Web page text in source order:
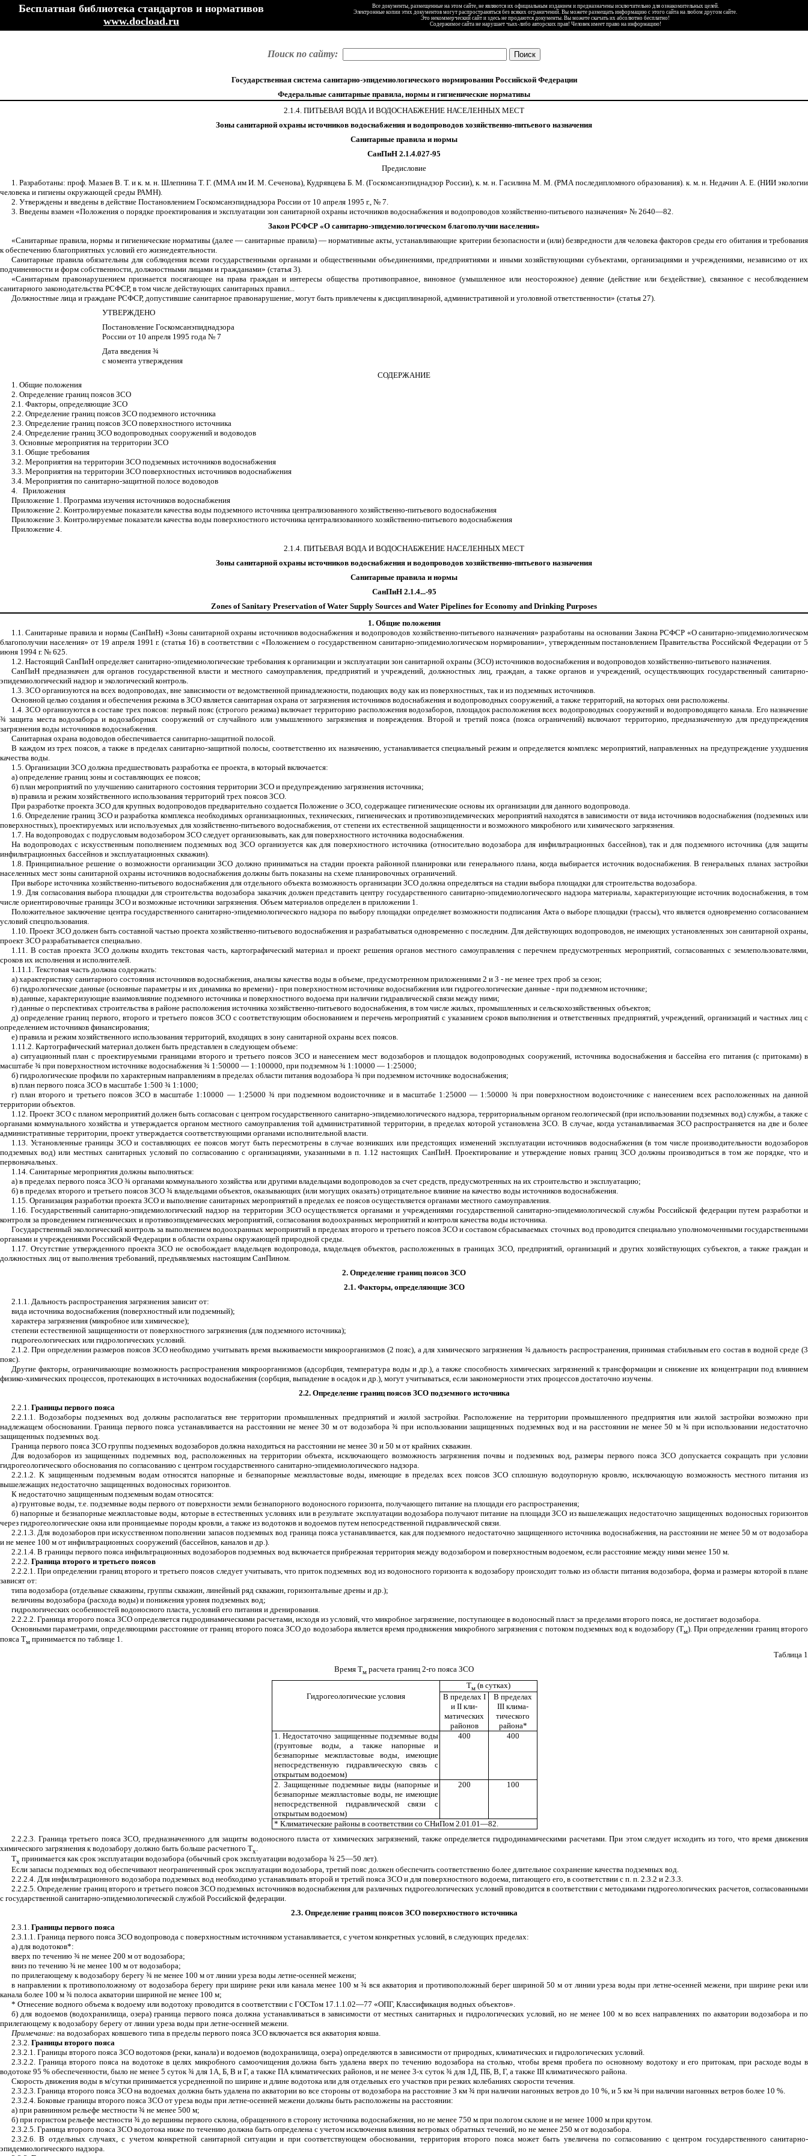
Бесплатная библиотека стандартов и нормативов
www.docload.ru
Все документы, размещенные на этом сайте, не являются их официальным изданием и предназначены исключительно для ознакомительных целей.
Электронные копии этих документов могут распространяться без всяких ограничений. Вы можете размещать информацию с этого сайта на любом другом сайте.
Это некоммерческий сайт и здесь не продаются документы. Вы можете скачать их абсолютно бесплатно!
Содержимое сайта не нарушает чьих-либо авторских прав! Человек имеет право на информацию!
Поиск по сайту:
Государственная система санитарно-эпидемиологического нормирования Российской Федерации
Федеральные санитарные правила, нормы и гигиенические нормативы
2.1.4. ПИТЬЕВАЯ ВОДА И ВОДОСНАБЖЕНИЕ НАСЕЛЕННЫХ МЕСТ
Зоны санитарной охраны источников водоснабжения и водопроводов хозяйственно-питьевого назначения
Санитарные правила и нормы
СанПиН 2.1.4.027-95
Предисловие
1. Разработаны: проф. Мазаев В. Т. и к. м. н. Шлепнина Т. Г. (ММА им И. М. Сеченова), Кудрявцева Б. М. (Госкомсанэпиднадзор России), к. м. н. Гасилина М. М. (РМА последипломного образования). к. м. н. Недачин А. Е. (НИИ экологии
человека и гигиены окружающей среды РАМН).
2. Утверждены и введены в действие Постановлением Госкомсанэпиднадзора России от 10 апреля 1995 г., № 7.
3. Введены взамен «Положения о порядке проектирования и эксплуатации зон санитарной охраны источников водоснабжения и водопроводов хозяйственно-питьевого назначения» № 2640—82.
Закон РСФСР «О санитарно-эпидемиологическом благополучии населения»
«Санитарные правила, нормы и гигиенические нормативы (далее — санитарные правила) — нормативные акты, устанавливающие критерии безопасности и (или) безвредности для человека факторов среды его обитания и требования
к обеспечению благоприятных условий его жизнедеятельности.
Санитарные правила обязательны для соблюдения всеми государственными органами и общественными объединениями, предприятиями и иными хозяйствующими субъектами, организациями и учреждениями, независимо от их
подчиненности и форм собственности, должностными лицами и гражданами» (статья 3).
«Санитарным правонарушением признается посягающее на права граждан и интересы общества противоправное, виновное (умышленное или неосторожное) деяние (действие или бездействие), связанное с несоблюдением
санитарного законодательства РСФСР, в том числе действующих санитарных правил...
Должностные лица и граждане РСФСР, допустившие санитарное правонарушение, могут быть привлечены к дисциплинарной, административной и уголовной ответственности» (статья 27).
УТВЕРЖДЕНО
Постановление Госкомсанэпиднадзора
России от 10 апреля 1995 года № 7
Дата введения¾
с момента утверждения
СОДЕРЖАНИЕ
1. Общие положения
2. Определение границ поясов ЗСО
2.1. Факторы, определяющие ЗСО
2.2. Определение границ поясов ЗСО подземного источника
2.3. Определение границ поясов ЗСО поверхностного источника
2.4. Определение границ ЗСО водопроводных сооружений и водоводов
3. Основные мероприятия на территории ЗСО
3.1. Общие требования
3.2. Мероприятия на территории ЗСО подземных источников водоснабжения
3.3. Мероприятия на территории ЗСО поверхностных источников водоснабжения
3.4. Мероприятия по санитарно-защитной полосе водоводов
4. Приложения
Приложение 1. Программа изучения источников водоснабжения
Приложение 2. Контролируемые показатели качества воды подзем­ного источника централизованного хозяйственно-питьевого водоснабжения
Приложение 3. Контролируемые показатели качества воды поверх­ностного источника централизованного хозяйственно-питьевого водоснабжения
Приложение 4.
2.1.4. ПИТЬЕВАЯ ВОДА И ВОДОСНАБЖЕНИЕ НАСЕЛЕННЫХ МЕСТ
Зоны санитарной охраны источников водоснабжения и водопроводов хозяйственно-питьевого назначения
Санитарные правила и нормы
СанПиН 2.1.4...-95
Zones of Sanitary Preservation of Water Supply Sources and Water Pipelines for Economy and Drinking Purposes
1. Общие положения
1.1. Санитарные правила и нормы (СанПиН) «Зоны санитарной охраны источников водоснабжения и водопроводов хозяйственно-питьевого назначения» разработаны на основании Закона РСФСР «О санитарно-эпидемиологическом
благополучии населения» от 19 апреля 1991 г. (статья 16) в соответствии с «Положением о государственном санитарно-эпидемиологическом нормировании», утвержденным постановлением Правительства Российской Федерации от 5
июня 1994 г. № 625.
1.2. Настоящий СанПиН определяет санитарно-эпидемиологические требования к организации и эксплуатации зон санитарной охраны (ЗСО) источников водоснабжения и водопроводов хозяйственно-питьевого назначения.
СанПиН предназначен для органов государственной власти и местного самоуправления, предприятий и учреждений, должностных лиц, граждан, а также органов и учреждений, осуществляющих государственный санитарно-
эпидемиологический надзор и экологический контроль.
1.3. ЗСО организуются на всех водопроводах, вне зависимости от ведомственной принадлежности, подающих воду как из поверхностных, так и из подземных источников.
Основной целью создания и обеспечения режима в ЗСО является санитарная охрана от загрязнения источников водоснабжения и водопроводных сооружений, а также территорий, на которых они расположены.
1.4. ЗСО организуются в составе трех поясов: первый пояс (строгого режима) включает территорию расположения водозаборов, площадок расположения всех водопроводных сооружений и водопроводящего канала. Его назначение
¾ защита места водозабора и водозаборных сооружений от случайного или умышленного загрязнения и повреждения. Второй и третий пояса (пояса ограничений) включают территорию, предназначенную для предупреждения
загрязнения воды источников водоснабжения.
Санитарная охрана водоводов обеспечивается санитарно-защитной полосой.
В каждом из трех поясов, а также в пределах санитарно-защитной полосы, соответственно их назначению, устанавливается специальный режим и определяется комплекс мероприятий, направленных на предупреждение ухудшения
качества воды.
1.5. Организации ЗСО должна предшествовать разработка ее проекта, в который включается:
а) определение границ зоны и составляющих ее поясов;
б) план мероприятий по улучшению санитарного состояния территории ЗСО и предупреждению загрязнения источника;
в) правила и режим хозяйственного использования территорий трех поясов ЗСО.
При разработке проекта ЗСО для крупных водопроводов предварительно создается Положение о ЗСО, содержащее гигиенические основы их организации для данного водопровода.
1.6. Определение границ ЗСО и разработка комплекса необходимых организационных, технических, гигиенических и противо­эпи­демических мероприятий находятся в зависимости от вида источников водоснабжения (подземных или
поверхностных), проектируемых или используемых для хозяйственно-питьевого водоснабжения, от степени их естественной защищенности и возможного микробного или химического загрязнения.
1.7. На водопроводах с подрусловым водозабором ЗСО следует организовывать, как для поверхностного источника водоснабжения.
На водопроводах с искусственным пополнением подземных вод ЗСО организуется как для поверхностного источника (относительно водозабора для инфильтрационных бассейнов), так и для подземного источника (для защиты
инфильтрационных бассейнов и эксплуатационных скважин).
1.8. Принципиальное решение о возможности организации ЗСО должно приниматься на стадии проекта районной планировки или генерального плана, когда выбирается источник водоснабжения. В генеральных планах застройки
населенных мест зоны санитарной охраны источников водоснабжения должны быть показаны на схеме планировочных ограничений.
При выборе источника хозяйственно-питьевого водоснабжения для отдельного объекта возможность организации ЗСО должна определяться на стадии выбора площадки для строительства водозабора.
1.9. Для согласования выбора площадки для строительства водозабора заказчик должен представить центру государственного санитарно-эпидемиологического надзора материалы, характеризующие источник водоснабжения, в том
числе ориентировочные границы ЗСО и возможные источники загрязнения. Объем материалов определен в приложении 1.
Положительное заключение центра государственного санитарно-эпидемиологического надзора по выбору площадки определяет возможности подписания Акта о выборе площадки (трассы), что является одновременно согласованием
условий спецпользования.
1.10. Проект ЗСО должен быть составной частью проекта хозяйственно-питьевого водоснабжения и разрабатываться одновременно с последним. Для действующих водопроводов, не имеющих установленных зон санитарной охраны,
проект ЗСО разрабатывается специально.
1.11. В состав проекта ЗСО должны входить текстовая часть, картографический материал и проект решения органов местного самоуправления с перечнем предусмотренных мероприятий, согласованных с землепользователями,
сроков их исполнения и исполнителей.
1.11.1. Текстовая часть должна содержать:
а) характеристику санитарного состояния источников водоснабжения, анализы качества воды в объеме, предусмотренном приложениями 2 и 3 - не менее трех проб за сезон;
б) гидрологические данные (основные параметры и их динамика во времени) - при поверхностном источнике водоснабжения или гидрогеологические данные - при подземном источнике;
в) данные, характеризующие взаимовлияние подземного источника и поверхностного водоема при наличии гидравлической связи между ними;
г) данные о перспективах строительства в районе расположения источника хозяйственно-питьевого водоснабжения, в том числе жилых, промышленных и сельскохозяйственных объектов;
д) определение границ первого, второго и третьего поясов ЗСО с соответствующим обоснованием и перечень мероприятий с указанием сроков выполнения и ответственных предприятий, учреждений, организаций и частных лиц с
определением источников финансирования;
е) правила и режим хозяйственного использования территорий, входящих в зону санитарной охраны всех поясов.
1.11.2. Картографический материал должен быть представлен в следующем объеме:
а) ситуационный план с проектируемыми границами второго и третьего поясов ЗСО и нанесением мест водозаборов и площадок водопроводных сооружений, источника водоснабжения и бассейна его питания (с притоками) в
масштабе ¾ при поверхностном источнике водоснабжения ¾ 1:50000 — 1:100000, при подземном ¾ 1:10000 — 1:25000;
б) гидрологические профили по характерным направлениям в пределах области питания водозабора ¾ при подземном источнике водоснабжения;
в) план первого пояса ЗСО в масштабе 1:500 ¾ 1:1000;
г) план второго и третьего поясов ЗСО в масштабе 1:10000 — 1:25000 ¾ при подземном водоисточнике и в масштабе 1:25000 — 1:50000 ¾ при поверхностном водоисточнике с нанесением всех расположенных на данной
территории объектов.
1.12. Проект ЗСО с планом мероприятий должен быть согласован с центром государственного санитарно-эпидемиологического надзора, территориальным органом геологической (при использовании подземных вод) службы, а также с
органами коммунального хозяйства и утверждается органом местного самоуправления той административной территории, в пределах которой установлена ЗСО. В случае, когда устанавливаемая ЗСО распространяется на две и более
административные территории, проект утверждается соответству­ю­щими органами исполнительной власти.
1.13. Установленные границы ЗСО и составляющих ее поясов могут быть пересмотрены в случае возникших или предстоящих изменений эксплуатации источников водоснабжения (в том числе производительности водозаборов
подземных вод) или местных санитарных условий по согласованию с организациями, указанными в п. 1.12 настоящих СанПиН. Проектирование и утверждение новых границ ЗСО должны производиться в том же порядке, что и
первоначальных.
1.14. Санитарные мероприятия должны выполняться:
а) в пределах первого пояса ЗСО ¾ органами коммунального хозяйства или другими владельцами водопроводов за счет средств, предусмотренных на их строительство и эксплуатацию;
б) в пределах второго и третьего поясов ЗСО ¾ владельцами объектов, оказывающих (или могущих оказать) отрицательное влияние на качество воды источников водоснабжения.
1.15. Организация разработки проекта ЗСО и выполнение санитарных мероприятий в пределах ее поясов осуществляется органами местного самоуправления.
1.16. Государственный санитарно-эпидемиологический надзор на территории ЗСО осуществляется органами и учреждениями государственной санитарно-эпидемиологической службы Российской федерации путем разработки и
контроля за проведением гигиенических и противоэпидемических мероприятий, согласования водоохранных мероприятий и контроля качества воды источника.
Государственный экологический контроль за выполнением водоохранных мероприятий в пределах второго и третьего поясов ЗСО и составом сбрасываемых сточных вод проводится специально уполномоченными государственными
органами и учреждениями Российской Федерации в области охраны окружающей природной среды.
1.17. Отсутствие утвержденного проекта ЗСО не освобождает владельцев водопровода, владельцев объектов, расположенных в границах ЗСО, предприятий, организаций и других хозяйствующих субъектов, а также граждан и
должностных лиц от выполнения требований, предъявляемых настоящим СанПином.
2. Определение границ поясов ЗСО
2.1. Факторы, определяющие ЗСО
2.1.1. Дальность распространения загрязнения зависит от:
вида источника водоснабжения (поверхностный или подземный);
характера загрязнения (микробное или химическое);
степени естественной защищенности от поверхностного загрязнения (для подземного источника);
гидрогеологических или гидрологических условий.
2.1.2. При определении размеров поясов ЗСО необходимо учитывать время выживаемости микроорганизмов (2 пояс), а для химического загрязнения ¾ дальность распространения, принимая стабильным его состав в водной среде (3
пояс).
Другие факторы, ограничивающие возможность распространения микроорганизмов (адсорбция, температура воды и др.), а также способность химических загрязнений к трансформации и снижение их концентрации под влиянием
физико-химических процессов, протекающих в источниках водоснабжения (сорбция, выпадение в осадок и др.), могут учитываться, если закономерности этих процессов достаточно изучены.
2.2. Определение границ поясов ЗСО подземного источника
2.2.1. Границы первого пояса
2.2.1.1. Водозаборы подземных вод должны располагаться вне территории промышленных предприятий и жилой застройки. Расположение на территории промышленного предприятия или жилой застройки возможно при
надлежащем обосновании. Граница первого пояса устанавливается на расстоянии не менее 30 м от водозабора¾ при использовании защищенных подземных вод и на расстоянии не менее 50 м¾ при использовании недостаточно
защищенных подземных вод.
Граница первого пояса ЗСО группы подземных водозаборов должна находиться на расстоянии не менее 30 и 50 м от крайних скважин.
Для водозаборов из защищенных подземных вод, расположенных на территории объекта, исключающего возможность загрязнения почвы и подземных вод, размеры первого пояса ЗСО допускается сокращать при условии
гидрогеологического обоснования по согласованию с центром государственного санитарно-эпидемиологического надзора.
2.2.1.2. К защищенным подземным водам относятся напорные и безнапорные межпластовые воды, имеющие в пределах всех поясов ЗСО сплошную водоупорную кровлю, исключающую возможность местного питания из
вышележащих недостаточно защищенных водоносных горизонтов.
К недостаточно защищенным подземным водам относятся:
а) грунтовые воды, т.е. подземные воды первого от поверхности земли безнапорного водоносного горизонта, получающего питание на площади его распространения;
б) напорные и безнапорные межпластовые воды, которые в естественных условиях или в результате эксплуатации водозабора получают питание на площади ЗСО из вышележащих недостаточно защищенных водоносных горизонтов
через гидрогеологические окна или проницаемые породы кровли, а также из водотоков и водоемов путем непосредственной гидравлической связи.
2.2.1.3. Для водозаборов при искусственном пополнении запасов подземных вод граница пояса устанавливается, как для подземного недостаточно защищенного источника водоснабжения, на расстоянии не менее 50 м от водозабора
и не менее 100 м от инфильтрационных сооружений (бассейнов, каналов и др.).
2.2.1.4. В границы первого пояса инфильтрационных водозаборов подземных вод включается прибрежная территория между водозабором и поверхностным водоемом, если расстояние между ними менее 150 м.
2.2.2. Граница второго и третьего поясов
2.2.2.1. При определении границ второго и третьего поясов следует учитывать, что приток подземных вод из водоносного горизонта к водозабору происходит только из области питания водозабора, форма и размеры которой в плане
зависят от:
типа водозабора (отдельные скважины, группы скважин, линейный ряд скважин, горизонтальные дрены и др.);
величины водозабора (расхода воды) и понижения уровня подземных вод;
гидрологических особенностей водоносного пласта, условий его питания и дренирования.
2.2.2.2. Граница второго пояса ЗСО определяется гидродинамическими расчетами, исходя из условий, что микробное загрязнение, поступающее в водоносный пласт за пределами второго пояса, не достигает водозабора.
Основными параметрами, определяющими расстояние от границ второго пояса ЗСО до водозабора является время продвижения микробного загрязнения с потоком подземных вод к водозабору (Тм). При определении границ второго
пояса Тм принимается по таблице 1.
Таблица 1
Время Тм расчета границ 2-го пояса ЗСО
Тм (в сутках)
Гидрогеологические условия
В пределах I
иII кли­
матических
районов
В пределах
III клима­
тического
района*
1. Недостаточно защищенные подземные воды
(грунтовые воды, а также напорные и
безнапорные межпластовые воды, имеющие
непосредственную гидравлическую связь с
открытым водоемом)
400 400
2. Защищенные подземные виды (напорные и
безнапорные межпластовые воды, не имеющие
непосредственной гидравлической связи с
открытым водоемом)
200 100
* Климатические районы в соответствии со СНиПом 2.01.01—82.
2.2.2.3. Граница третьего пояса ЗСО, предназначенного для защиты водоносного пласта от химических загрязнений, также определяется гидродинамическими расчетами. При этом следует исходить из того, что время движения
химического загрязнения к водозабору должно быть больше расчетного Тх
Тх принимается как срок эксплуатации водозабора (обычный срок эксплуатации водозабора ¾ 25—50 лет).
Если запасы подземных вод обеспечивают неограниченный срок эксплуатации водозабора, третий пояс должен обеспечить соответственно более длительное сохранение качества подземных вод.
2.2.2.4. Для инфильтрационного водозабора подземных вод необходимо устанавливать второй и третий пояса ЗСО и для поверхностного водоема, питающего его, в соответствии с п. п. 2.3.2 и 2.3.3.
2.2.2.5. Определение границ второго и третьего поясов ЗСО подземных источников водоснабжения для различных гидрогеологических условий проводится в соответствии с методиками гидрогеологических расчетов, согласованными
с государственной санитарно-эпидемиологической службой Российской федерации.
2.3. Определение границ поясов ЗСО поверхностного источника
2.3.1. Границы первого пояса
2.3.1.1. Граница первого пояса ЗСО водопровода с поверхностным источником устанавливается, с учетом конкретных условий, в следующих пределах:
а) для водотоков*:
вверх по течению ¾ не менее 200 м от водозабора;
вниз по течению ¾ не менее 100 м от водозабора;
по прилегающему к водозабору берегу ¾ не менее 100 м от линии уреза воды летне-осенней межени;
в направлении к противоположному от водозабора берегу при ширине реки или канала менее 100 м¾ вся акватория и противоположный берег шириной 50 м от линии уреза воды при летне-осенней межени, при ширине реки или
канала более 100 м ¾ полоса акватории шириной не менее 100 м;
* Отнесение водного объема к водоему или водотоку проводится в соответствии с ГОСТом 17.1.1.02—77 «ОПГ, Классификация водных объектов».
б) для водоемов (водохранилища, озера) граница первого пояса должна устанавливаться в зависимости от местных санитарных и гидрологических условий, но не менее 100 м во всех направлениях по акватории водозабора и по
прилегающему к водозабору берегу от линии уреза воды при летне-осенней межени.
Примечание:на водозаборах ковшевого типа в пределы первого пояса ЗСО включается вся акватория ковша.
2.3.2. Границы второго пояса
2.3.2.1. Границы второго пояса ЗСО водотоков (реки, канала) и водоемов (водохранилища, озера) определяются в зависимости от природных, климатических и гидрологических условий.
2.3.2.2. Граница второго пояса на водотоке в целях микробного самоочищения должна быть удалена вверх по течению водозабора на столько, чтобы время пробега по основному водотоку и его притокам, при расходе воды в
водотоке 95 % обеспеченности, было не менее 5 суток ¾ для 1А, Б, В и Г, а также ПА климатических районов, и не менее 3-х суток ¾ для 1Д, ПБ, В, Г, а также III климатического района.
Скорость движения воды в м/сутки принимается усредненной по ширине и длине водотока или для отдельных его участков при резких колебаниях скорости течения.
2.3.2.3. Граница второго пояса ЗСО на водоемах должна быть удалена по акватории во все стороны от водозабора на расстояние 3 км ¾ при наличии нагонных ветров до 10 %, и 5 км ¾ при наличии нагонных ветров более 10 %.
2.3.2.4. Боковые границы второго пояса ЗСО от уреза воды при летне-осенней межени должны быть расположены на расстоянии:
а) при равнинном рельефе местности ¾ не менее 500 м;
б) при гористом рельефе местности ¾ до вершины первого склона, обращенного в сторону источника водоснабжения, но не менее 750 м при пологом склоне и не менее 1000 м при крутом.
2.3.2.5. Граница второго пояса ЗСО водотока ниже по течению должна быть определена с учетом исключения влияния ветровых обратных течений, но не менее 250 м от водозабора.
2.3.2.6. В отдельных случаях, с учетом конкретной санитарной ситуации и при соответствующем обосновании, территория второго пояса может быть увеличена по согласованию с центром государственного санитарно-
эпидемиологического надзора.